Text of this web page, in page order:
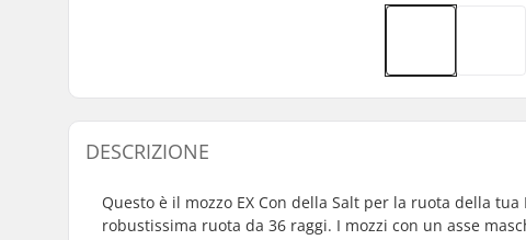
DESCRIZIONE
Questo è il mozzo EX Con della Salt per la ruota della
robustissima ruota da 36 raggi. I mozzi con un asse